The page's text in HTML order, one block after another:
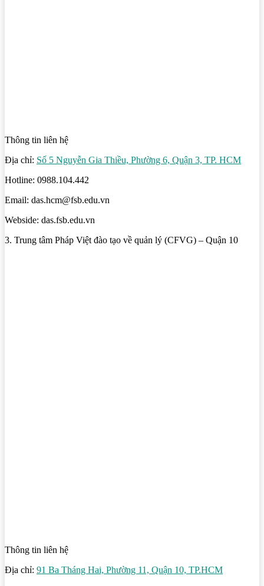
Thông tin liên hệ
Địa chỉ: Số 5 Nguyễn Gia Thiều, Phường 6, Quận 3, TP. HCM
Hotline: 0988.104.442
Email: das.hcm@fsb.edu.vn
Webside: das.fsb.edu.vn
3. Trung tâm Pháp Việt đào tạo về quản lý (CFVG) – Quận 10
Thông tin liên hệ
Địa chỉ: 91 Ba Tháng Hai, Phường 11, Quận 10, TP.HCM